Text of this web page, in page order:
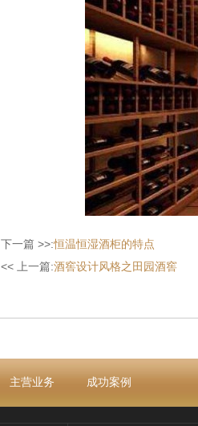
下一篇 >>:恒温恒湿酒柜的特点
<< 上一篇:酒窖设计风格之田园酒窖
主营业务 成功案例